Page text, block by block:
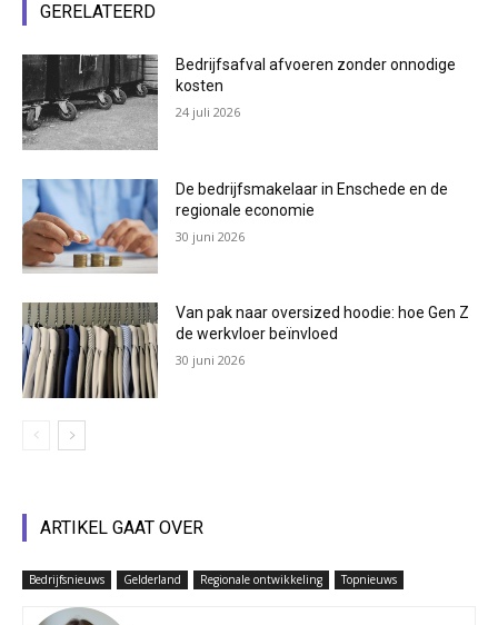
GERELATEERD
Bedrijfsafval afvoeren zonder onnodige
kosten
24 juli 2026
De bedrijfsmakelaar in Enschede en de
regionale economie
30 juni 2026
Van pak naar oversized hoodie: hoe Gen Z
de werkvloer beïnvloed
30 juni 2026
ARTIKEL GAAT OVER
Bedrijfsnieuws Gelderland Regionale ontwikkeling Topnieuws